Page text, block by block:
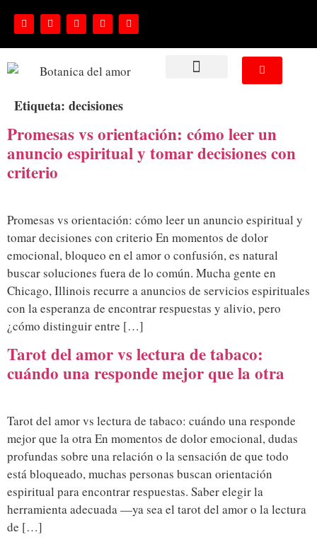
Etiqueta: decisiones
Promesas vs orientación: cómo leer un
anuncio espiritual y tomar decisiones con
criterio
Promesas vs orientación: cómo leer un anuncio espiritual y
tomar decisiones con criterio En momentos de dolor
emocional, bloqueo en el amor o confusión, es natural
buscar soluciones fuera de lo común. Mucha gente en
Chicago, Illinois recurre a anuncios de servicios espirituales
con la esperanza de encontrar respuestas y alivio, pero
¿cómo distinguir entre […]
Tarot del amor vs lectura de tabaco:
cuándo una responde mejor que la otra
Tarot del amor vs lectura de tabaco: cuándo una responde
mejor que la otra En momentos de dolor emocional, dudas
profundas sobre una relación o la sensación de que todo
está bloqueado, muchas personas buscan orientación
espiritual para encontrar respuestas. Saber elegir la
herramienta adecuada —ya sea el tarot del amor o la lectura
de […]